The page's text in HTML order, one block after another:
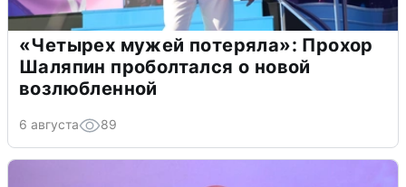
«Четырех мужей потеряла»: Прохор
Шаляпин проболтался о новой
возлюбленной
6 августа 89